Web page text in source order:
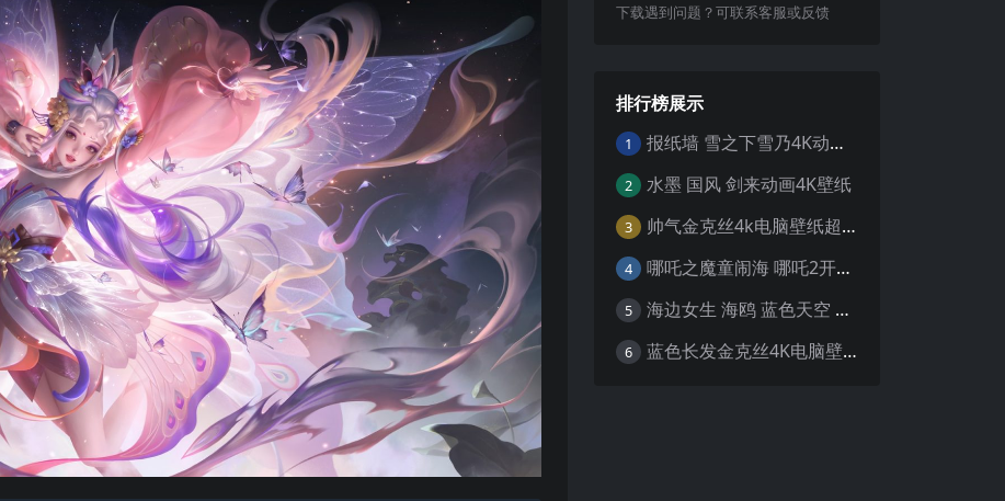
下载遇到问题？可联系客服或反馈
排行榜展示
1 报纸墙 雪之下雪乃4K动漫壁纸
2 水墨 国风 剑来动画4K壁纸
3 帅气金克丝4k电脑壁纸超清
4 哪吒之魔童闹海 哪吒2开场4K壁纸
5 海边女生 海鸥 蓝色天空 4K壁纸
6 蓝色长发金克丝4K电脑壁纸